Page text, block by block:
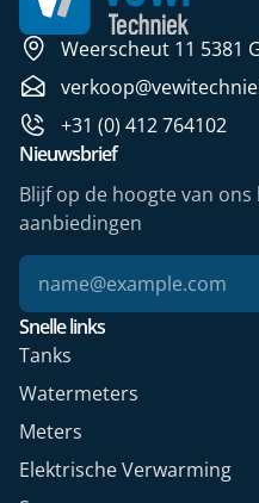
Weerscheut 11 5381
+31 (0) 412 764102
Snelle links
Tanks
Watermeters
Meters
Elektrische Verwarming
Nieuwsbrief
Blijf op de hoogte van
aanbiedingen